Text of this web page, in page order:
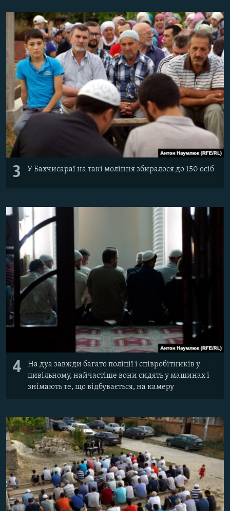
3 У Бахчисараї на такі моління збиралося до 150 осіб
4
На дуа завжди багато поліції і співробітників у
цивільному, найчастіше вони сидять у машинах і
знімають те, що відбувається, на камеру